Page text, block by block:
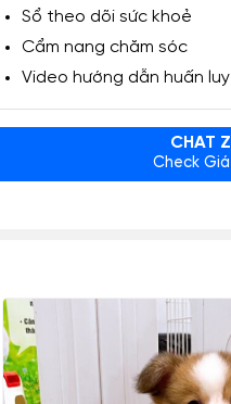
Sổ theo dõi sức khoẻ
Cẩm nang chăm sóc
Video hướng dẫn huấn
CHAT
Check